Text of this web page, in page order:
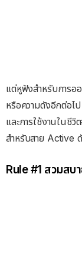
แต่หูฟังสำหรับการอ
หรือความดังอีกต่อไ
และการใช้งานในชี
สำหรับสาย Active
Rule #1 สวมส